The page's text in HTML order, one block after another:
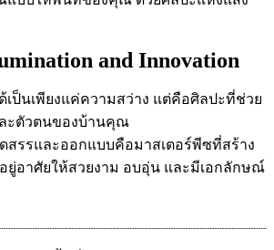
and Innovation
เป็นเพียงแค่ความสว่าง แต่คือศิลปะที่ช่วย
ละตัวตนของบ้านคุณ
สรรและออกแบบคือมาสเตอร์พีซที่สร้าง
ยู่อาศัยให้สวยงาม อบอุ่น และมีเอกลักษณ์